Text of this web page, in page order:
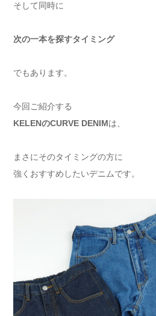
そして同時に
次の一本を探すタイミング
でもあります。
今回ご紹介する
KELENのCURVE DENIMは、
まさにそのタイミングの方に
強くおすすめしたいデニムです。